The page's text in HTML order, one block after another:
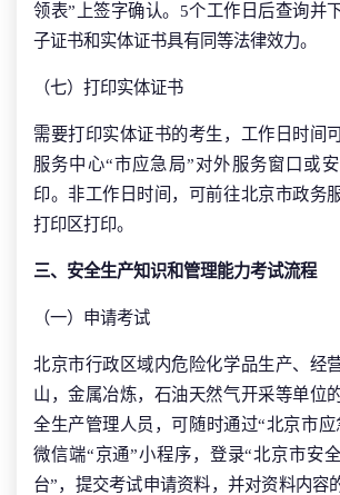
领表”上签字确认。5个工作日后查询并
子证书和实体证书具有同等法律效力。
（七）打印实体证书
需要打印实体证书的考生，工作日时间
服务中心“市应急局”对外服务窗口或
印。非工作日时间，可前往北京市政务
打印区打印。
三、安全生产知识和管理能力考试流程
（一）申请考试
北京市行政区域内危险化学品生产、经
山，金属冶炼，石油天然气开采等单位
全生产管理人员，可随时通过“北京市
微信端“京通”小程序，登录“北京市安
台”，提交考试申请资料，并对资料内容